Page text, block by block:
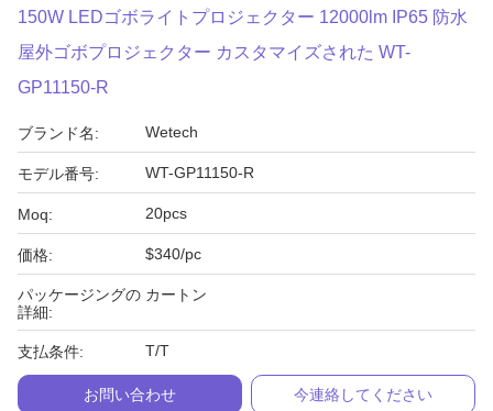
150W LEDゴボライトプロジェクター 12000lm IP65 防水
屋外ゴボプロジェクター カスタマイズされた WT-
GP11150-R
ブランド名: Wetech
モデル番号: WT-GP11150-R
Moq: 20pcs
価格: $340/pc
パッケージングの
詳細:
カートン
支払条件: T/T
お問い合わせ 今連絡してください